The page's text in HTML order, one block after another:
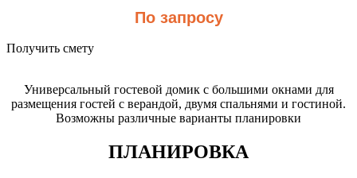
По запросу
Получить смету
Универсальный гостевой домик с большими окнами для
размещения гостей с верандой, двумя спальнями и гостиной.
Возможны различные варианты планировки
ПЛАНИРОВКА